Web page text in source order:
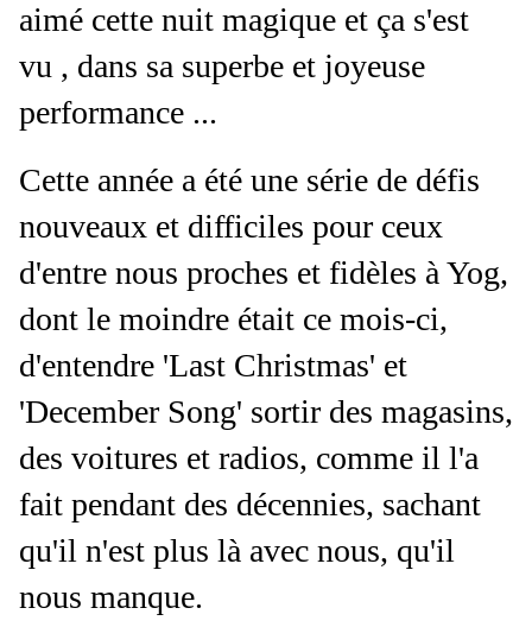
aimé cette nuit magique et ça s'est
vu , dans sa superbe et joyeuse
performance ...
Cette année a été une série de défis
nouveaux et difficiles pour ceux
d'entre nous proches et fidèles à Yog,
dont le moindre était ce mois-ci,
d'entendre 'Last Christmas' et
'December Song' sortir des magasins,
des voitures et radios, comme il l'a
fait pendant des décennies, sachant
qu'il n'est plus là avec nous, qu'il
nous manque.